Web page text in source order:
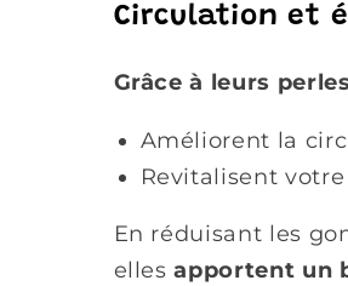
Circulation et
Grâce à leurs
Améliorent la
Revitalisent
En réduisant les
ellesapportent un